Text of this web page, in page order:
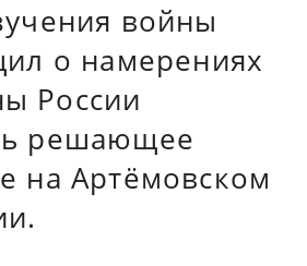
войны
о намерениях
России
решающее
на Артёмовском